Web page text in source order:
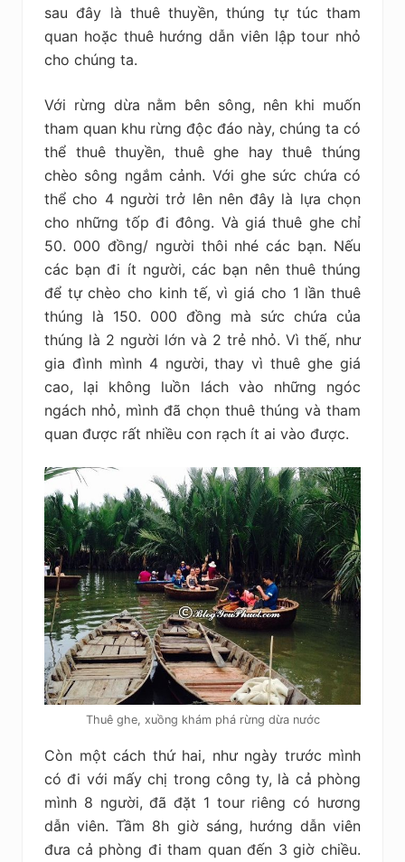
sau đây là thuê thuyền, thúng tự túc tham
quan hoặc thuê hướng dẫn viên lập tour nhỏ
cho chúng ta.
Với rừng dừa nằm bên sông, nên khi muốn
tham quan khu rừng độc đáo này, chúng ta có
thể thuê thuyền, thuê ghe hay thuê thúng
chèo sông ngắm cảnh. Với ghe sức chứa có
thể cho 4 người trở lên nên đây là lựa chọn
cho những tốp đi đông. Và giá thuê ghe chỉ
50. 000 đồng/ người thôi nhé các bạn. Nếu
các bạn đi ít người, các bạn nên thuê thúng
để tự chèo cho kinh tế, vì giá cho 1 lần thuê
thúng là 150. 000 đồng mà sức chứa của
thúng là 2 người lớn và 2 trẻ nhỏ. Vì thế, như
gia đình mình 4 người, thay vì thuê ghe giá
cao, lại không luồn lách vào những ngóc
ngách nhỏ, mình đã chọn thuê thúng và tham
quan được rất nhiều con rạch ít ai vào được.
Thuê ghe, xuồng khám phá rừng dừa nước
Còn một cách thứ hai, như ngày trước mình
có đi với mấy chị trong công ty, là cả phòng
mình 8 người, đã đặt 1 tour riêng có hương
dẫn viên. Tầm 8h giờ sáng, hướng dẫn viên
đưa cả phòng đi tham quan đến 3 giờ chiều.